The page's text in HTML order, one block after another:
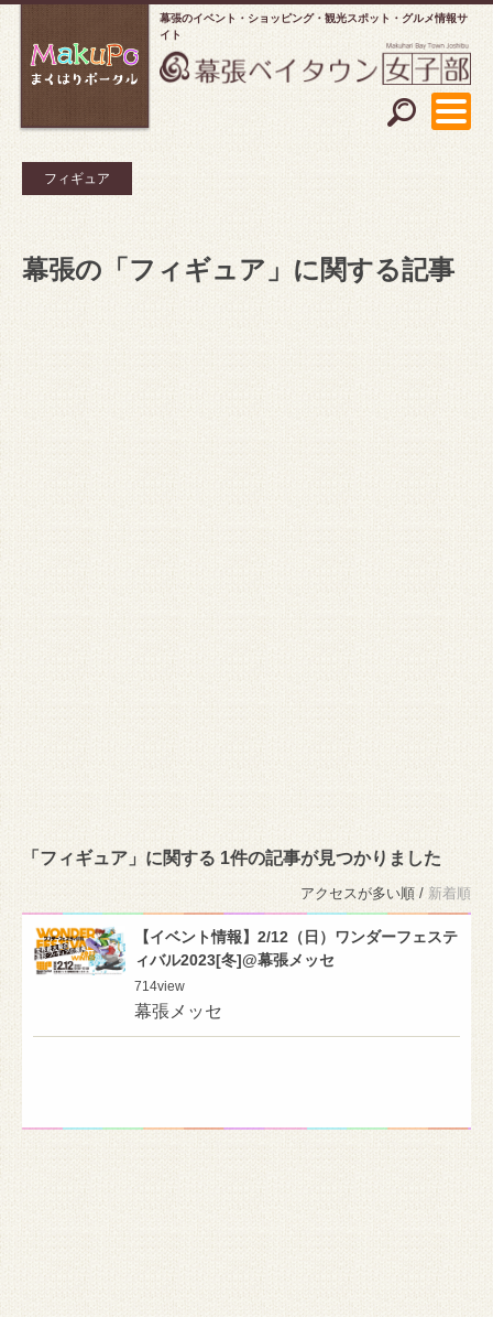
幕張のイベント・ショッピング
観光スポット・グルメ情報サ
イト
フィギュア
幕張の「フィギュア」に関する記事
「フィギュア」に関する 1件の記事が見つかりました
アクセスが多い順 / 新着順
【イベント情報】2/12（日）ワンダーフェステ
ィバル2023[冬]@幕張メッセ
714view
幕張メッセ